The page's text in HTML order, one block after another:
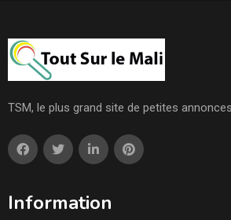
TSM, le plus grand site de petites
Information